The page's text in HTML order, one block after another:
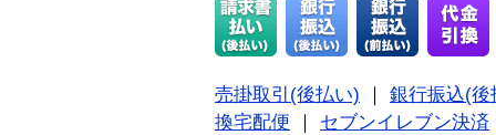
売掛取引(後払い)
銀行振込(後
換宅配便
セブンイレブン決済